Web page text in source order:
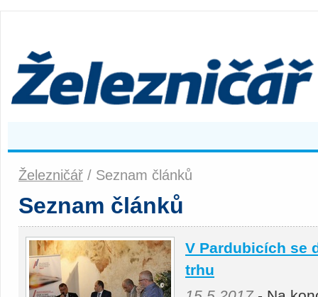
Železničář / Seznam článků
Seznam článků
V Pardubicích se
trhu